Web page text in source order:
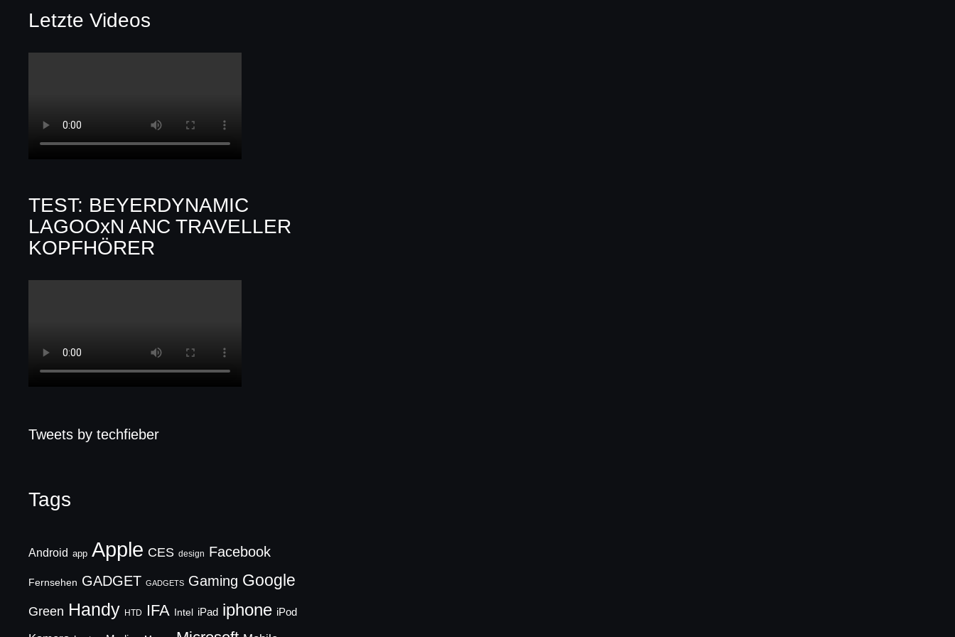
Letzte Videos
TEST: BEYERDYNAMIC
LAGOOxN ANC TRAVELLER
KOPFHÖRER
Tweets by techfieber
Tags
Android app Apple CES design Facebook
Fernsehen GADGET GADGETS Gaming Google
Green Handy HTD IFA Intel iPad iphone iPod